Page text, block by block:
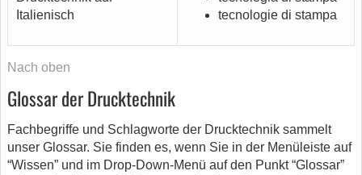
Italienisch
tecnologie di stampa
Nach oben
Glossar der Drucktechnik
Fachbegriffe und Schlagworte der Drucktechnik sammelt
unser Glossar. Sie finden es, wenn Sie in der Menüleiste auf
“Wissen” und im Drop-Down-Menü auf den Punkt “Glossar”